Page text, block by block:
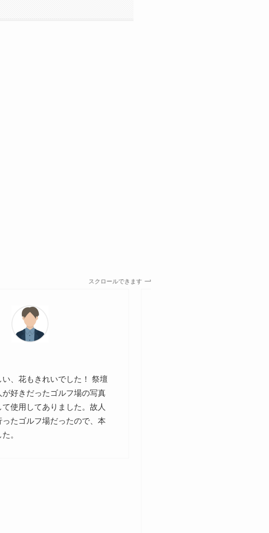
スクロールできます
、花もきれいでした！ 祭壇
好きだったゴルフ場の写真
て使用してありました。故人
ったゴルフ場だったので、本
。